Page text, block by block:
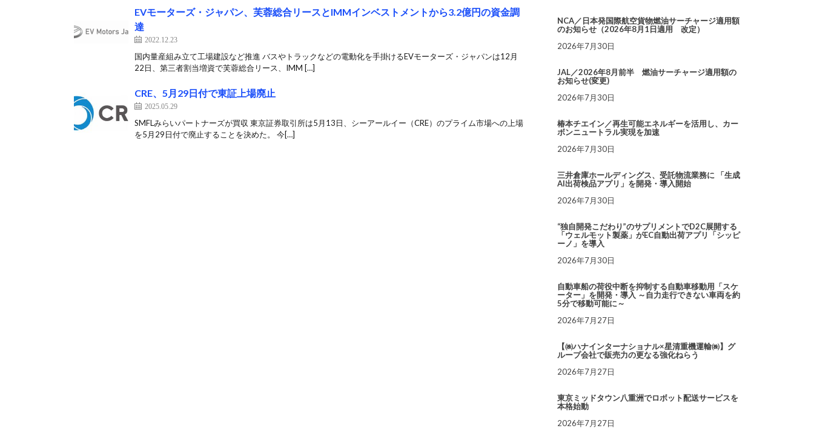
EVモーターズ・ジャパン、芙蓉総合リースとIMMインベストメントから3.2億円の資金調
達
2022.12.23
国内量産組み立て工場建設など推進 バスやトラックなどの電動化を手掛けるEVモーターズ・ジャパンは12月
22日、第三者割当増資で芙蓉総合リース、IMM […]
CRE、5月29日付で東証上場廃止
2025.05.29
SMFLみらいパートナーズが買収 東京証券取引所は5月13日、シーアールイー（CRE）のプライム市場への上場
を5月29日付で廃止することを決めた。 今[…]
NCA／日本発国際航空貨物燃油サーチャージ適用額
のお知らせ（2026年8月1日適用 改定）
2026年7月30日
JAL／2026年8月前半 燃油サーチャージ適用額の
お知らせ(変更)
2026年7月30日
椿本チエイン／再生可能エネルギーを活用し、カー
ボンニュートラル実現を加速
2026年7月30日
三井倉庫ホールディングス、受託物流業務に 「生成
AI出荷検品アプリ」を開発・導入開始
2026年7月30日
“独自開発こだわり”のサプリメントでD2C展開する
「ウェルモット製薬」がEC自動出荷アプリ「シッピ
ーノ」を導入
2026年7月30日
自動車船の荷役中断を抑制する自動車移動用「スケ
ーター」を開発・導入 ～自力走行できない車両を約
5分で移動可能に～
2026年7月27日
【㈱ハナインターナショナル×星清重機運輸㈱】グ
ループ会社で販売力の更なる強化ねらう
2026年7月27日
東京ミッドタウン八重洲でロボット配送サービスを
本格始動
2026年7月27日